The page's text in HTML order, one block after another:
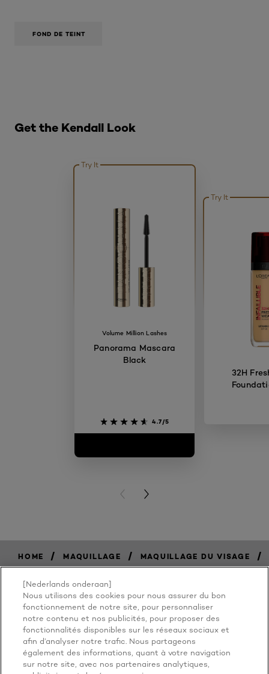
FOND DE TEINT
Get the Kendall Look
Try It
Volume Million Lashes
Panorama Mascara
Black
4.7/5
Try It
32H
PREVIOUS CARD
NEXT CARD
HOME / MAQUILLAGE / MAQUILLAGE DU VISAGE /
BECAUSE
YOU'RE
[Nederlands onderaan]
Nous utilisons des cookies pour nous assurer du bon
fonctionnement de notre site, pour personnaliser
notre contenu et nos publicités, pour proposer des
fonctionnalités disponibles sur les réseaux sociaux et
afin d’analyser notre trafic. Nous partageons
également des informations, quant à votre navigation
sur notre site, avec nos partenaires analytiques,